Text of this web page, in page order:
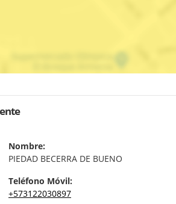
Nombre:
PIEDAD BECERRA DE BUENO
Teléfono Móvil:
+573122030897